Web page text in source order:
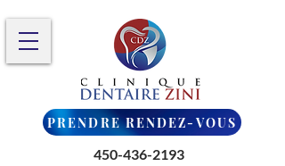
450-436-2193
PRENDRE RENDEZ-VOUS